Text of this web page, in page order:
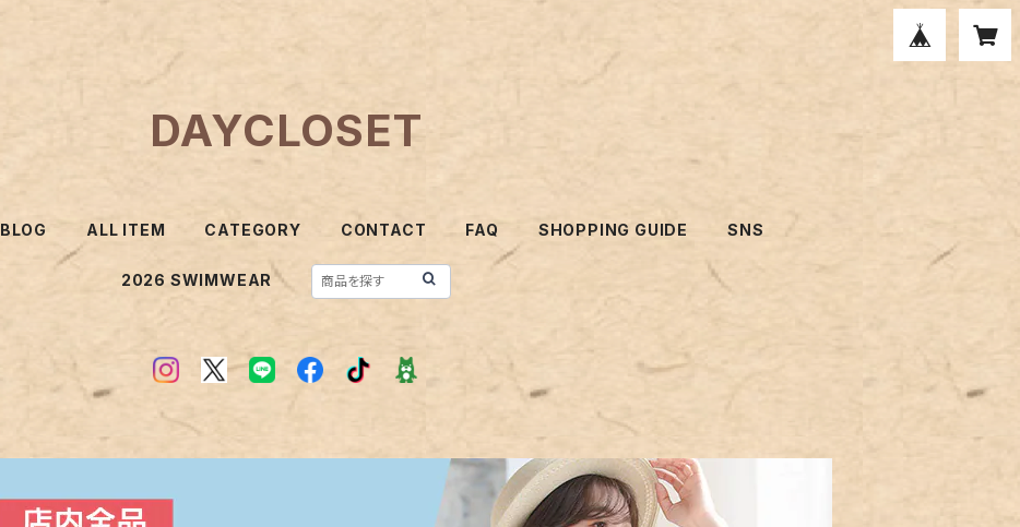
DAYCLOSET
BLOG ALL ITEM CATEGORY CONTACT FAQ SHOPPING GUIDE SNS
2026 SWIMWEAR